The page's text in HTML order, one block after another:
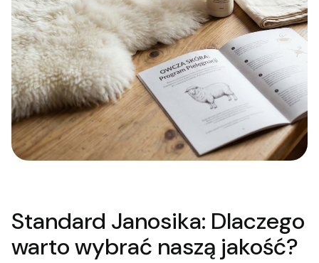
Standard Janosika: Dlaczego
warto wybrać naszą jakość?